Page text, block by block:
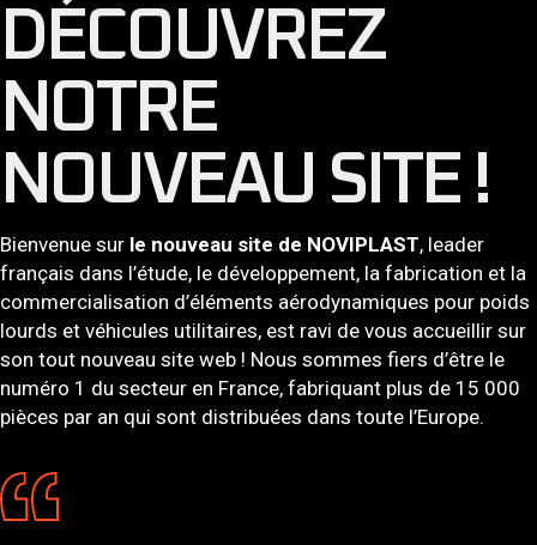
DÉCOUVREZ
NOTRE
NOUVEAU SITE !
Bienvenue sur le nouveau site de NOVIPLAST, leader
français dans l’étude, le développement, la fabrication et la
commercialisation d’éléments aérodynamiques pour poids
lourds et véhicules utilitaires, est ravi de vous accueillir sur
son tout nouveau site web ! Nous sommes fiers d’être le
numéro 1 du secteur en France, fabriquant plus de 15 000
pièces par an qui sont distribuées dans toute l’Europe.